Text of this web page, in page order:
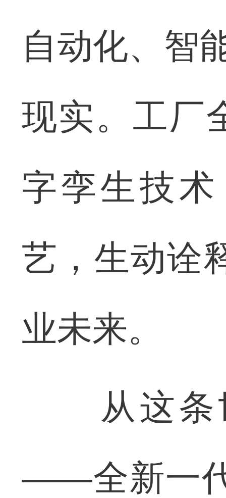
自动化、智
现实。工厂
字孪生技
艺，生动诠
业未来。
从这条世
——全新一